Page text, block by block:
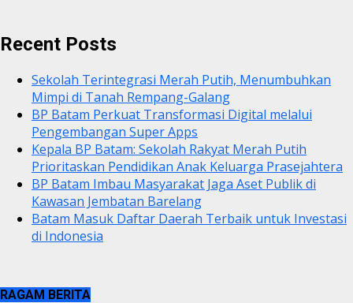
Recent Posts
Sekolah Terintegrasi Merah Putih, Menumbuhkan
Mimpi di Tanah Rempang-Galang
BP Batam Perkuat Transformasi Digital melalui
Pengembangan Super Apps
Kepala BP Batam: Sekolah Rakyat Merah Putih
Prioritaskan Pendidikan Anak Keluarga Prasejahtera
BP Batam Imbau Masyarakat Jaga Aset Publik di
Kawasan Jembatan Barelang
Batam Masuk Daftar Daerah Terbaik untuk Investasi
di Indonesia
RAGAM BERITA